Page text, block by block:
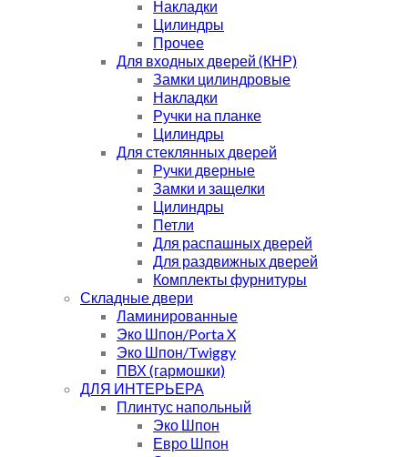
Накладки
Цилиндры
Прочее
Для входных дверей (КНР)
Замки цилиндровые
Накладки
Ручки на планке
Цилиндры
Для стеклянных дверей
Ручки дверные
Замки и защелки
Цилиндры
Петли
Для распашных дверей
Для раздвижных дверей
Комплекты фурнитуры
Складные двери
Ламинированные
Эко Шпон/Porta X
Эко Шпон/Twiggy
ПВХ (гармошки)
ДЛЯ ИНТЕРЬЕРА
Плинтус напольный
Эко Шпон
Евро Шпон